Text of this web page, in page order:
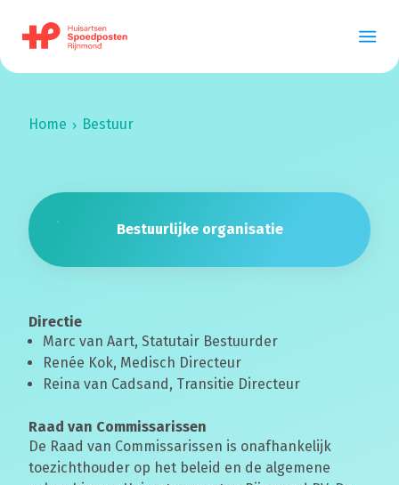
Home Bestuur
Bestuurlijke organisatie
Directie
Marc van Aart, Statutair Bestuurder
Renée Kok, Medisch Directeur
Reina van Cadsand, Transitie Directeur
Raad van Commissarissen
De Raad van Commissarissen is onafhankelijk
toezichthouder op het beleid en de algemene